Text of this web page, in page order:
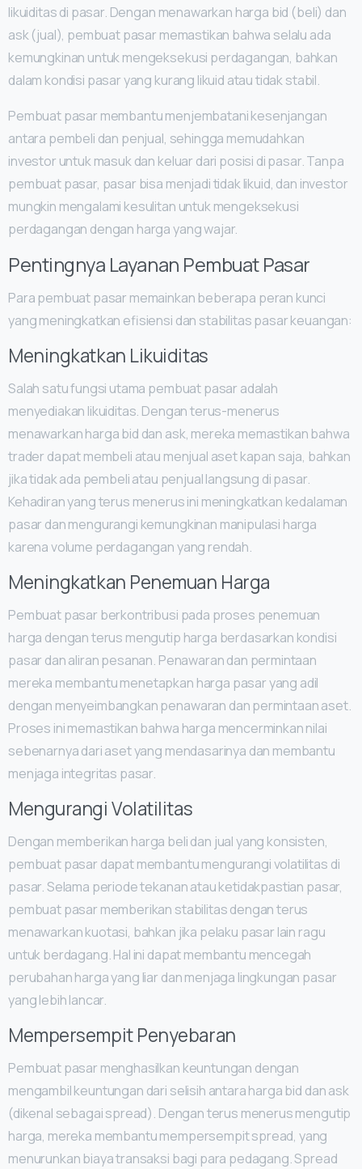
likuiditas di pasar. Dengan menawarkan harga bid (beli) dan
ask (jual), pembuat pasar memastikan bahwa selalu ada
kemungkinan untuk mengeksekusi perdagangan, bahkan
dalam kondisi pasar yang kurang likuid atau tidak stabil.
Pembuat pasar membantu menjembatani kesenjangan
antara pembeli dan penjual, sehingga memudahkan
investor untuk masuk dan keluar dari posisi di pasar. Tanpa
pembuat pasar, pasar bisa menjadi tidak likuid, dan investor
mungkin mengalami kesulitan untuk mengeksekusi
perdagangan dengan harga yang wajar.
Pentingnya Layanan Pembuat Pasar
Para pembuat pasar memainkan beberapa peran kunci
yang meningkatkan efisiensi dan stabilitas pasar keuangan:
Meningkatkan Likuiditas
Salah satu fungsi utama pembuat pasar adalah
menyediakan likuiditas. Dengan terus-menerus
menawarkan harga bid dan ask, mereka memastikan bahwa
trader dapat membeli atau menjual aset kapan saja, bahkan
jika tidak ada pembeli atau penjual langsung di pasar.
Kehadiran yang terus menerus ini meningkatkan kedalaman
pasar dan mengurangi kemungkinan manipulasi harga
karena volume perdagangan yang rendah.
Meningkatkan Penemuan Harga
Pembuat pasar berkontribusi pada proses penemuan
harga dengan terus mengutip harga berdasarkan kondisi
pasar dan aliran pesanan. Penawaran dan permintaan
mereka membantu menetapkan harga pasar yang adil
dengan menyeimbangkan penawaran dan permintaan aset.
Proses ini memastikan bahwa harga mencerminkan nilai
sebenarnya dari aset yang mendasarinya dan membantu
menjaga integritas pasar.
Mengurangi Volatilitas
Dengan memberikan harga beli dan jual yang konsisten,
pembuat pasar dapat membantu mengurangi volatilitas di
pasar. Selama periode tekanan atau ketidakpastian pasar,
pembuat pasar memberikan stabilitas dengan terus
menawarkan kuotasi, bahkan jika pelaku pasar lain ragu
untuk berdagang. Hal ini dapat membantu mencegah
perubahan harga yang liar dan menjaga lingkungan pasar
yang lebih lancar.
Mempersempit Penyebaran
Pembuat pasar menghasilkan keuntungan dengan
mengambil keuntungan dari selisih antara harga bid dan ask
(dikenal sebagai spread). Dengan terus menerus mengutip
harga, mereka membantu mempersempit spread, yang
menurunkan biaya transaksi bagi para pedagang. Spread